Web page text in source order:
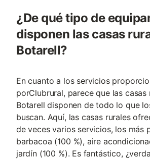
¿De qué tipo de
disponen las casas
Botarell?
En cuanto a los servicios
porClubrural, parece que las casas
Botarell disponen de todo lo que
buscan. Aquí, las casas rurales
de veces varios servicios, los más
barbacoa (100 %), aire
jardín (100 %). Es fantástico,